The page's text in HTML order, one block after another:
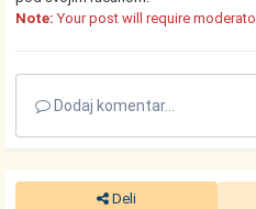
Note: Your post will require
Dodaj komentar...
Deli